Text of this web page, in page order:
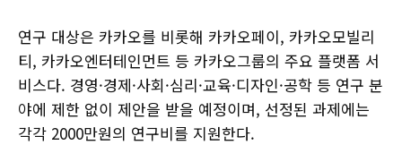
연구 대상은 카카오를 비롯해 카카오페이, 카카오모빌리
티, 카카오엔터테인먼트 등 카카오그룹의 주요 플랫폼 서
비스다. 경영·경제·사회·심리·교육·디자인·공학 등 연구 분
야에 제한 없이 제안을 받을 예정이며, 선정된 과제에는
각각 2000만원의 연구비를 지원한다.